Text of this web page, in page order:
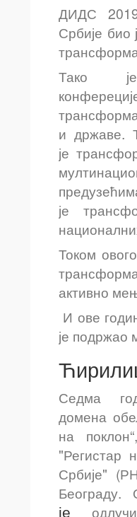
ДИДС
Србије био
Тако
и државе.
је
је
Током
активно
И ове
је
Седма
домена
на
"Регистар
Србије"
је